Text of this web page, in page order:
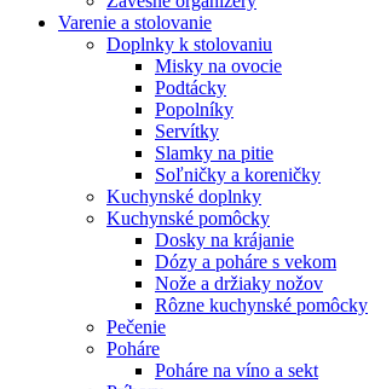
Varenie a stolovanie
Doplnky k stolovaniu
Misky na ovocie
Podtácky
Popolníky
Servítky
Slamky na pitie
Soľničky a koreničky
Kuchynské doplnky
Kuchynské pomôcky
Dosky na krájanie
Dózy a poháre s vekom
Nože a držiaky nožov
Rôzne kuchynské pomôcky
Pečenie
Poháre
Poháre na víno a sekt